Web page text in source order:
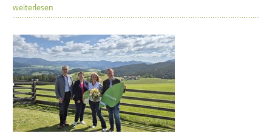
weiterlesen